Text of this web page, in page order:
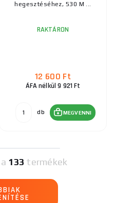
hegesztéséhez, 530 M ...
RAKTÁRON
12 600 Ft
ÁFA nélkül 9 921 Ft
db MEGVENNI
133 termékek